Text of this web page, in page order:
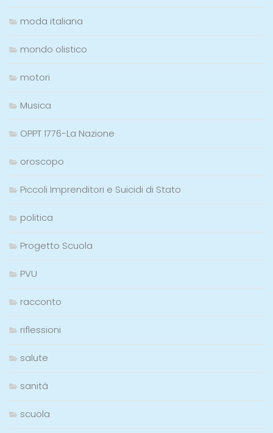
moda italiana
mondo olistico
motori
Musica
OPPT 1776-La Nazione
oroscopo
Piccoli Imprenditori e Suicidi di Stato
politica
Progetto Scuola
PVU
racconto
riflessioni
salute
sanità
scuola